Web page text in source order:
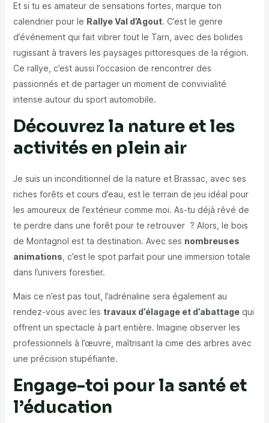
Et si tu es amateur de sensations fortes, marque ton
calendrier pour le Rallye Val d’Agout. C’est le genre
d’événement qui fait vibrer tout le Tarn, avec des bolides
rugissant à travers les paysages pittoresques de la région.
Ce rallye, c’est aussi l’occasion de rencontrer des
passionnés et de partager un moment de convivialité
intense autour du sport automobile.
Découvrez la nature et les
activités en plein air
Je suis un inconditionnel de la nature et Brassac, avec ses
riches forêts et cours d’eau, est le terrain de jeu idéal pour
les amoureux de l’extérieur comme moi. As-tu déjà rêvé de
te perdre dans une forêt pour te retrouver ? Alors, le bois
de Montagnol est ta destination. Avec ses nombreuses
animations , c’est le spot parfait pour une immersion totale
dans l’univers forestier.
Mais ce n’est pas tout, l’adrénaline sera également au
rendez-vous avec les travaux d’élagage et d’abattagequi
offrent un spectacle à part entière. Imagine observer les
professionnels à l’œuvre, maîtrisant la cime des arbres avec
une précision stupéfiante.
Engage-toi pour la santé et
l’éducation